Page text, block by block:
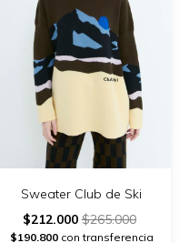
Sweater Club de Ski
$212.000$265.000
$190.800con transferencia